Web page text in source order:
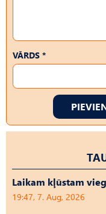
VĀRDS *
Laikam kļūstam
19:47, 7. Aug, 2026